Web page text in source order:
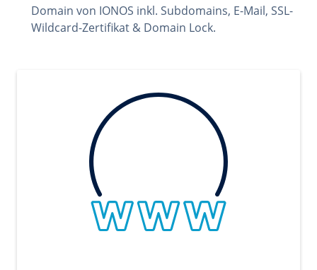
Domain von IONOS inkl. Subdomains, E-Mail, SSL-
Wildcard-Zertifikat & Domain Lock.